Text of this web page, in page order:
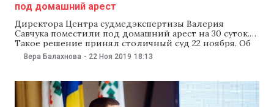
под домашний арест
Директора Центра судмедэкспертизы Валерия
Савчука поместили под домашний арест на 30 суток.
Такое решение принял столичный суд 22 ноября. Об
этом сообщили в пресс-службе генеральной
прокуратуры. Напомним, что офицеры
ноября задержали Савчука вместе с еще девятью
сотрудниками Центра судмедэкспертизы. Его и его
коллег подозревают
Вера Балахнова - 22 Ноя 2019 18:13